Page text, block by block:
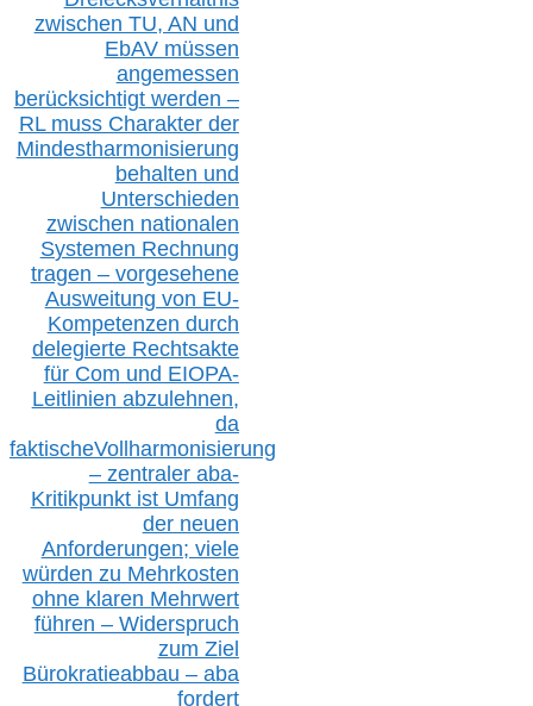
zwischen TU, AN und
EbAV müssen
angemessen
berücksichtigt werden –
RL mussCharakter der
Mindestharmonisierung
behalten und
Unterschieden
zwischen nationalen
Systemen Rechnung
tragen – vorgesehene
Ausweitung von EU-
Kompetenzen durch
delegierte Rechtsakte
für Com und EIOPA-
Leitlinien abzulehnen,
da
faktischeVollharmonisierung
– zentraler aba-
Kritikpunkt ist Umfang
der neuen
Anforderungen; viele
würden zu Mehrkosten
ohne klaren Mehrwert
führen – Widerspruch
zum Ziel
Bürokratieabbau – aba
fordert